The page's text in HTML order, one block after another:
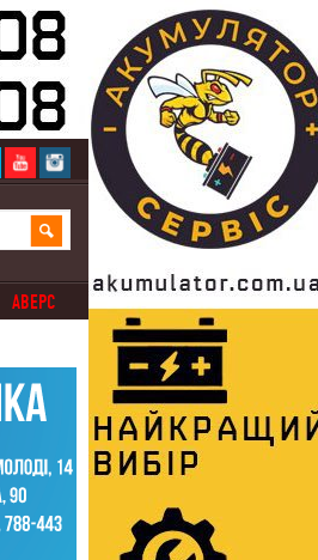
АВЕРС